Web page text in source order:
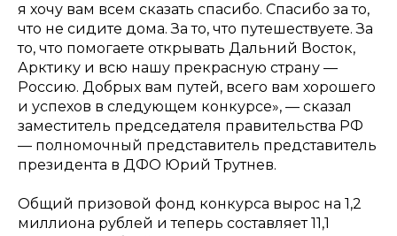
я хочу вам всем сказать спасибо. Спасибо за то,
что не сидите дома. За то, что путешествуете. За
то, что помогаете открывать Дальний Восток,
Арктику и всю нашу прекрасную страну —
Россию. Добрых вам путей, всего вам хорошего
и успехов в следующем конкурсе», — сказал
заместитель председателя правительства РФ
— полномочный представитель представитель
президента в ДФО Юрий Трутнев.
Общий призовой фонд конкурса вырос на 1,2
миллиона рублей и теперь составляет 11,1